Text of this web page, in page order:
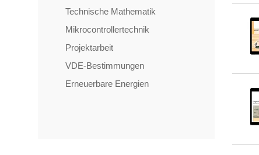
Technische Mathematik
Mikrocontrollertechnik
Projektarbeit
VDE-Bestimmungen
Erneuerbare Energien